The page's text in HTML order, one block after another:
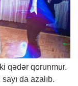
qədər qorunmur.
da azalıb.